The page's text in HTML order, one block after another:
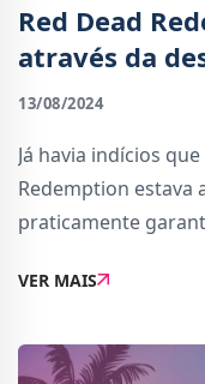
Red Dead
através da
13/08/2024
Já havia indícios
Redemption estava
praticamente
de Red Dead
VER MAIS